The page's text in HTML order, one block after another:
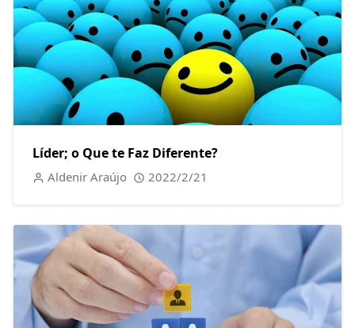
Líder; o Que te Faz Diferente?
Aldenir Araújo 2022/2/21